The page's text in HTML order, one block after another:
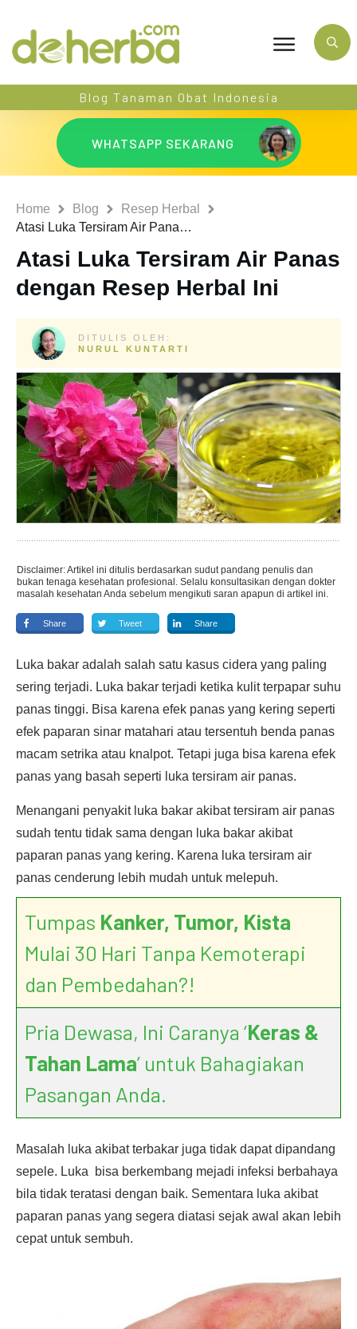
Blog Tanaman Obat Indonesia
WHATSAPP SEKARANG
Home Blog
Resep Herbal
Atasi Luka Tersiram Air Panas dengan Resep Herbal Ini
Atasi Luka Tersiram Air Panas
dengan Resep Herbal Ini
DITULIS OLEH:
NURUL KUNTARTI
Disclaimer: Artikel ini ditulis berdasarkan sudut pandang penulis dan
bukan tenaga kesehatan profesional. Selalu konsultasikan dengan dokter
masalah kesehatan Anda sebelum mengikuti saran apapun di artikel ini.
Share Tweet Share
Luka bakar adalah salah satu kasus cidera yang paling
sering terjadi. Luka bakar terjadi ketika kulit terpapar suhu
panas tinggi. Bisa karena efek panas yang kering seperti
efek paparan sinar matahari atau tersentuh benda panas
macam setrika atau knalpot. Tetapi juga bisa karena efek
panas yang basah seperti luka tersiram air panas.
Menangani penyakit luka bakar akibat tersiram air panas
sudah tentu tidak sama dengan luka bakar akibat
paparan panas yang kering. Karena luka tersiram air
panas cenderung lebih mudah untuk melepuh.
Tumpas Kanker, Tumor, Kista
Mulai 30 Hari Tanpa Kemoterapi
dan Pembedahan?!
Pria Dewasa, Ini Caranya ‘Keras &
Tahan Lama’ untuk Bahagiakan
Pasangan Anda.
Masalah luka akibat terbakar juga tidak dapat dipandang
sepele. Luka bisa berkembang mejadi infeksi berbahaya
bila tidak teratasi dengan baik. Sementara luka akibat
paparan panas yang segera diatasi sejak awal akan lebih
cepat untuk sembuh.